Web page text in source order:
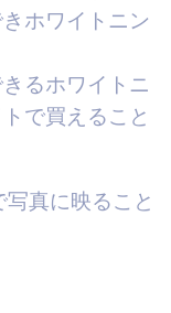
ホワイトニン
るホワイトニ
で買えること
真に映ること